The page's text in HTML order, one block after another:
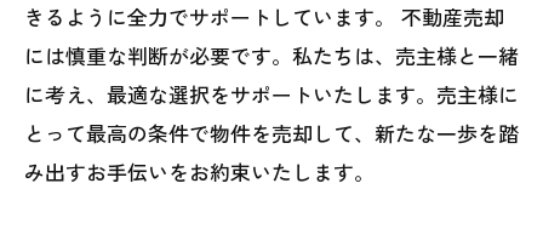
きるように全力でサポートしています。 不動産売却
には慎重な判断が必要です。私たちは、売主様と一緒
に考え、最適な選択をサポートいたします。売主様に
とって最高の条件で物件を売却して、新たな一歩を踏
み出すお手伝いをお約束いたします。